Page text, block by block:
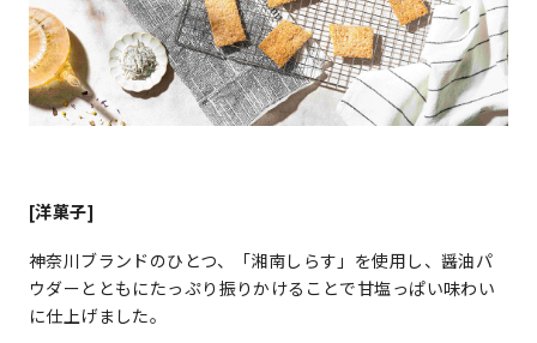
[洋菓子]
神奈川ブランドのひとつ、「湘南しらす」を使用し、醤油パ
ウダーとともにたっぷり振りかけることで甘塩っぱい味わい
に仕上げました。